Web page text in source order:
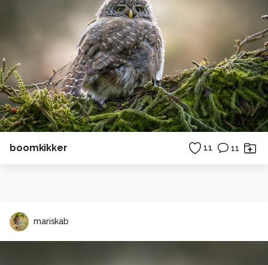
boomkikker 11 11
mariskab